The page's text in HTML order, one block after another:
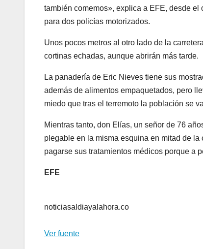
también comemos», explica a EFE, desde
para dos policías motorizados.
Unos pocos metros al otro lado de la
cortinas echadas, aunque abrirán más tarde.
La panadería de Eric Nieves tiene sus
además de alimentos empaquetados, pero
miedo que tras el terremoto la población se
Mientras tanto, don Elías, un señor de 76
plegable en la misma esquina en mitad de
pagarse sus tratamientos médicos porque a
EFE
noticiasaldiayalahora.co
Ver fuente